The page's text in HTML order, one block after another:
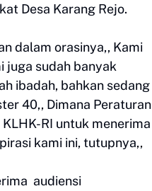
Desa Karang Rejo.
dalam orasinya,, Kami
juga sudah banyak
ibadah, bahkan sedang
40,, Dimana Peraturan
RI untuk menerima
kami ini, tutupnya,,
audiensi